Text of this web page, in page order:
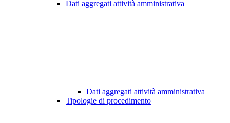
Dati aggregati attività amministrativa
Dati aggregati attività amministrativa
Tipologie di procedimento